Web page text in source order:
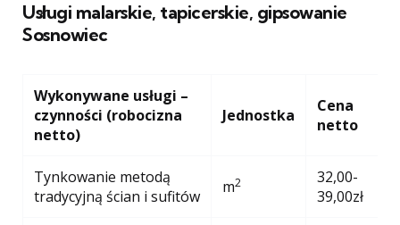
Usługi malarskie, tapicerskie, gipsowanie
Sosnowiec
Wykonywane usługi –
czynności (robocizna
netto)
Jednostka
Cena
netto
Tynkowanie metodą
tradycyjną ścian i sufitów
m2
32,00-
39,00zł